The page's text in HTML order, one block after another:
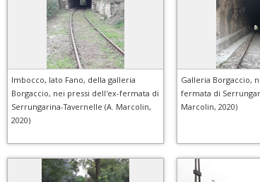
Imbocco, lato Fano, della galleria
Borgaccio, nei pressi dell'ex-fermata di
Serrungarina-Tavernelle (A. Marcolin,
2020)
Galleria Borgaccio,
fermata di
Marcolin, 2020)